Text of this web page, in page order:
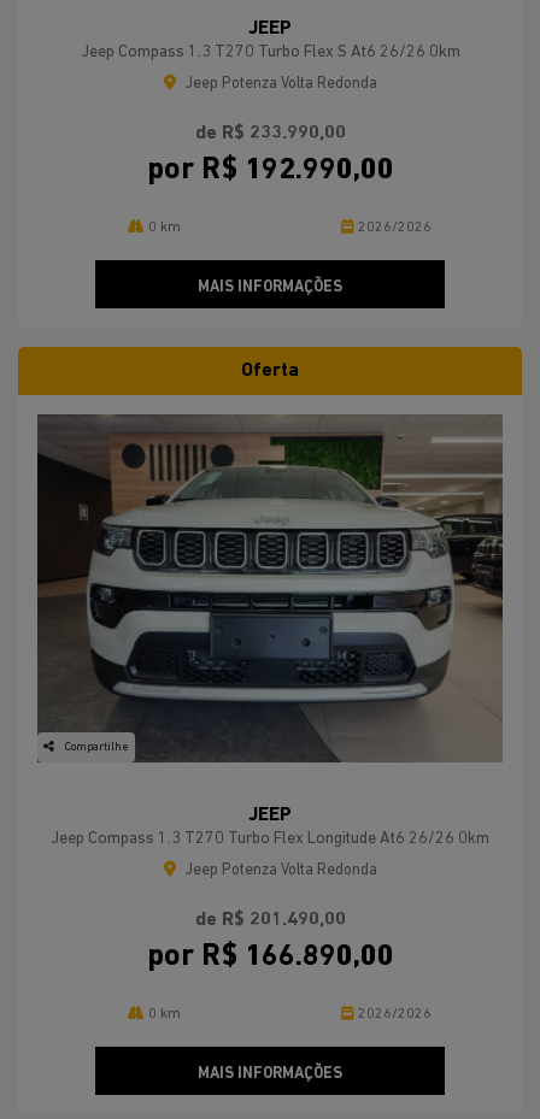
JEEP
Jeep Compass 1.3 T270 Turbo Flex S At6 26/26 0km
Jeep Potenza Volta Redonda
de R$ 233.990,00
por R$ 192.990,00
0 km 2026/2026
MAIS INFORMAÇÕES
Oferta
Compartilhe
JEEP
Jeep Compass 1.3 T270 Turbo Flex Longitude At6 26/26 0km
Jeep Potenza Volta Redonda
de R$ 201.490,00
por R$ 166.890,00
0 km 2026/2026
MAIS INFORMAÇÕES